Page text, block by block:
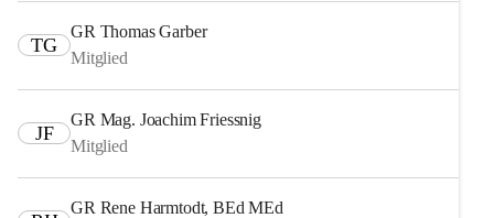
TG
GR Thomas Garber
Mitglied
JF
GR Mag. Joachim Friessnig
Mitglied
GR Rene Harmtodt, BEd MEd